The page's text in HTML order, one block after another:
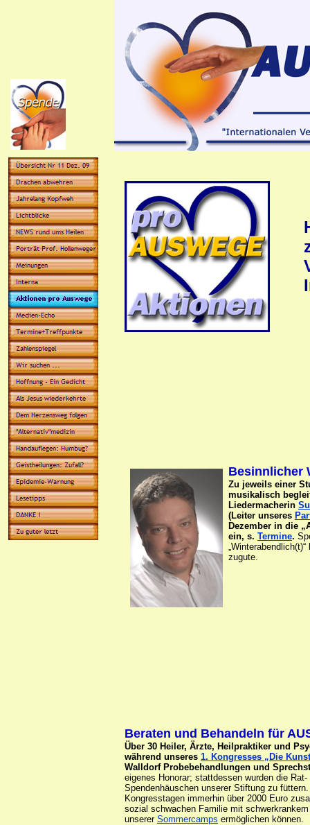
Besinnlicher
Zu jeweils einer
musikalisch
Liedermacherin
(Leiter unseres
Dezember in die
ein, s. Termine.
zugute.
Beraten und Behandeln für
Über 30 Heiler, Ärzte, Heilpraktiker und
während unseres 1. Kongresses „Die
Walldorf Probebehandlungen und
eigenes Honorar; stattdessen wurden die
Spendenhäuschen unserer Stiftung zu
Kongresstagen immerhin über 2000 Euro
sozial schwachen Familie mit
unserer Sommercamps ermöglichen können.